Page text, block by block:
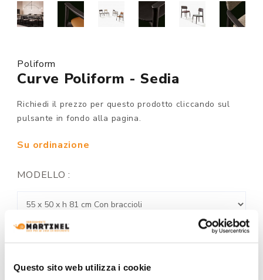
Questo sito web utilizza i cookie
Poliform
Curve Poliform - Sedia
Richiedi il prezzo per questo prodotto cliccando sul
pulsante in fondo alla pagina.
Su ordinazione
MODELLO :
FINITURA STRUTTURA: